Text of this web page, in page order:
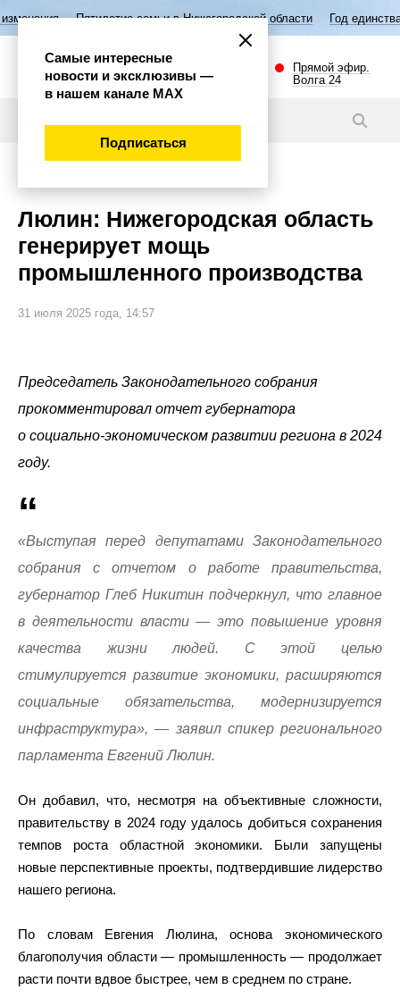
семьи в Нижегородской области Год единства народов России
Прямой эфир.
Волга 24
Люлин: Нижегородская область
генерирует мощь
промышленного производства
31 июля 2025 года, 14:57
Председатель Законодательного собрания
прокомментировал отчет губернатора
о социально-экономическом развитии региона в 2024
году.
«Выступая перед депутатами Законодательного
собрания с отчетом о работе правительства,
губернатор Глеб Никитин подчеркнул, что главное
в деятельности власти — это повышение уровня
качества жизни людей. С этой целью
стимулируется развитие экономики, расширяются
социальные обязательства, модернизируется
инфраструктура», — заявил спикер регионального
парламента Евгений Люлин.
Он добавил, что, несмотря на объективные сложности,
правительству в 2024 году удалось добиться сохранения
темпов роста областной экономики. Были запущены
новые перспективные проекты, подтвердившие лидерство
нашего региона.
По словам Евгения Люлина, основа экономического
благополучия области — промышленность — продолжает
расти почти вдвое быстрее, чем в среднем по стране.
Самые интересные
новости и эксклюзивы —
в нашем канале МАХ
Подписаться